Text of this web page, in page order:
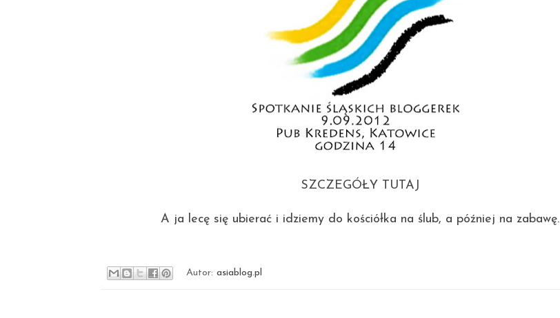
SZCZEGÓŁY TUTAJ
A ja lecę się ubierać i idziemy do kościółka na ślub, a później na zabawę.
Autor:asiablog.pl